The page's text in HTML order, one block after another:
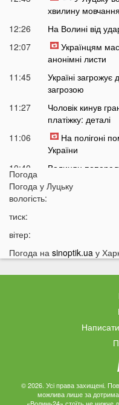
хвилину мовчання
12:26
На Волині від
12:07
Українцям
анонімні листи
11:45
Україні загрожує
загрозою
11:27
Чоловік кинув
платіжку: деталі
11:06
На полігоні
України
10:40
Волинян
10:15
На війні
На Луцьк
Біля Луцька
публікують
Астрологи
Врожай під
аномальної спеки
19:15
Українців
Погода
Погода у Луцьку
вологість:
тиск:
вітер:
Погода на sinoptik.ua у
© 2026. Усі права захищені.
можлива лише за